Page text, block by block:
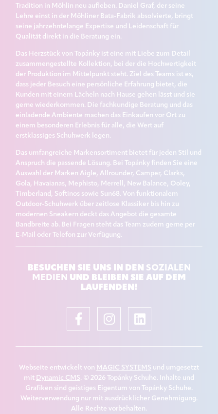
Tradition in Möhlin neu aufleben. Daniel Graf, der seine
Lehre einst in der Möhliner Bata-Fabrik absolvierte, bringt
seine jahrzehntelange Expertise und Leidenschaft für
Qualität direkt in die Beratung ein.
Das Herzstück von Topánky ist eine mit Liebe zum Detail
zusammengestellte Kollektion, bei der die Hochwertigkeit
der Produktion im Mittelpunkt steht. Ziel des Teams ist es,
dass jeder Besuch eine persönliche Erfahrung bietet, die
Kunden mit einem Lächeln nach Hause gehen lässt und sie
gerne wiederkommen. Die fachkundige Beratung und das
einladende Ambiente machen das Einkaufen vor Ort zu
einem besonderen Erlebnis für alle, die Wert auf
erstklassiges Schuhwerk legen.
Das umfangreiche Markensortiment bietet für jeden Stil und
Anspruch die passende Lösung. Bei Topánky finden Sie eine
Auswahl der Marken Aigle, Allrounder, Camper, Clarks,
Gola, Havaianas, Mephisto, Merrell, New Balance, Ooley,
Timberland, Softinos sowie Sun68. Von funktionalem
Outdoor-Schuhwerk über zeitlose Klassiker bis hin zu
modernen Sneakern deckt das Angebot die gesamte
Bandbreite ab. Bei Fragen steht das Team zudem gerne per
E-Mail oder Telefon zur Verfügung.
BESUCHEN SIE UNS IN DEN SOZIALEN
MEDIEN UND BLEIBEN SIE AUF DEM
LAUFENDEN!
Webseite entwickelt von MAGIC SYSTEMS und umgesetzt
mit Dynamic CMS. © 2026 Topánky Schuhe. Inhalte und
Grafiken sind geistiges Eigentum von Topánky Schuhe.
Weiterverwendung nur mit ausdrücklicher Genehmigung.
Alle Rechte vorbehalten.